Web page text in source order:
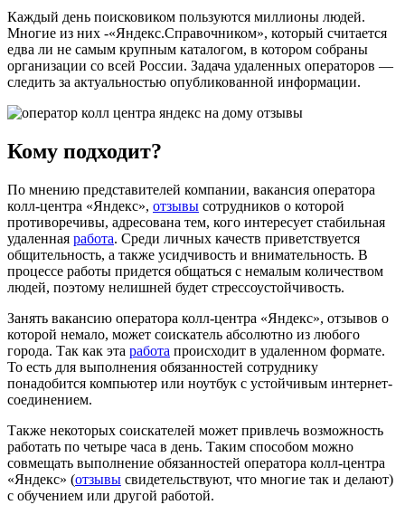
Каждый день поисковиком пользуются миллионы людей.
Многие из них -«Яндекс.Справочником», который считается
едва ли не самым крупным каталогом, в котором собраны
организации со всей России. Задача удаленных операторов —
следить за актуальностью опубликованной информации.
Кому подходит?
По мнению представителей компании, вакансия оператора
колл-центра «Яндекс», отзывы сотрудников о которой
противоречивы, адресована тем, кого интересует стабильная
удаленная работа. Среди личных качеств приветствуется
общительность, а также усидчивость и внимательность. В
процессе работы придется общаться с немалым количеством
людей, поэтому нелишней будет стрессоустойчивость.
Занять вакансию оператора колл-центра «Яндекс», отзывов о
которой немало, может соискатель абсолютно из любого
города. Так как эта работа происходит в удаленном формате.
То есть для выполнения обязанностей сотруднику
понадобится компьютер или ноутбук с устойчивым интернет-
соединением.
Также некоторых соискателей может привлечь возможность
работать по четыре часа в день. Таким способом можно
совмещать выполнение обязанностей оператора колл-центра
«Яндекс» (отзывы свидетельствуют, что многие так и делают)
с обучением или другой работой.